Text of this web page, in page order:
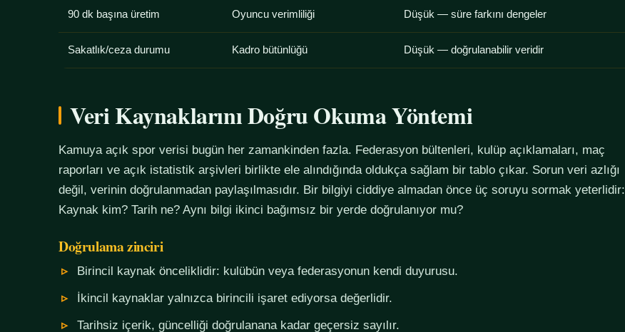
90 dk başına üretim Oyuncu verimliliği Düşük — süre farkını dengeler
Sakatlık/ceza durumu Kadro bütünlüğü Düşük — doğrulanabilir veridir
Veri Kaynaklarını Doğru Okuma Yöntemi
Kamuya açık spor verisi bugün her zamankinden fazla. Federasyon bültenleri, kulüp açıklamaları, maç
raporları ve açık istatistik arşivleri birlikte ele alındığında oldukça sağlam bir tablo çıkar. Sorun veri azlığı
değil, verinin doğrulanmadan paylaşılmasıdır. Bir bilgiyi ciddiye almadan önce üç soruyu sormak yeterlidir:
Kaynak kim? Tarih ne? Aynı bilgi ikinci bağımsız bir yerde doğrulanıyor mu?
Doğrulama zinciri
Birincil kaynak önceliklidir: kulübün veya federasyonun kendi duyurusu.
İkincil kaynaklar yalnızca birincili işaret ediyorsa değerlidir.
Tarihsiz içerik, güncelliği doğrulanana kadar geçersiz sayılır.